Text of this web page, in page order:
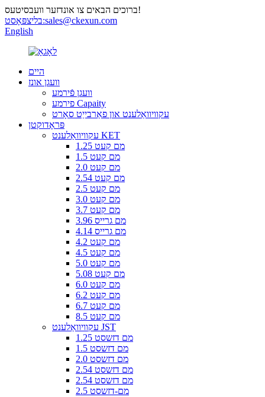
ברוכים הבאים צו אונדזער וועבסיטעס!
בליצפּאָסט:sales@ckexun.com
English
היים
וועגן אונז
וועגן פֿירמע
פירמע Capaity
עקוויוואַלענט און פאַרבייַט סאָרט
פּראָדוקטן
עקוויוואַלענט KET
1.25 מם קעט
1.5 מם קעט
2.0 מם קעט
2.54 מם קעט
2.5 מם קעט
3.0 מם קעט
3.7 מם קעט
3.96 מם גרייס
4.14 מם גרייס
4.2 מם קעט
4.5 מם קעט
5.0 מם קעט
5.08 מם קעט
6.0 מם קעט
6.2 מם קעט
6.7 מם קעט
8.5 מם קעט
עקוויוואַלענט JST
1.25 מם דזשסט
1.5 מם דזשסט
2.0 מם דזשסט
2.54 מם דזשסט
2.54 מם דזשסט
2.5 מם-דזשסט